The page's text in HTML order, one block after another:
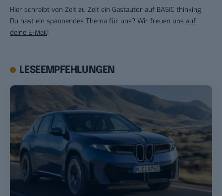
Hier schreibt von Zeit zu Zeit ein Gastautor auf BASIC thinking.
Du hast ein spannendes Thema für uns? Wir freuen uns auf
deine E-Mail!
LESEEMPFEHLUNGEN